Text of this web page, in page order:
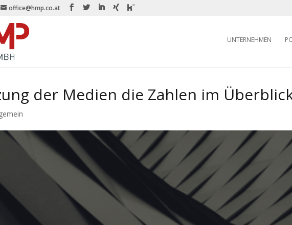
office@hmp.co.at
UNTERNEHMEN
der Medien die Zahlen im